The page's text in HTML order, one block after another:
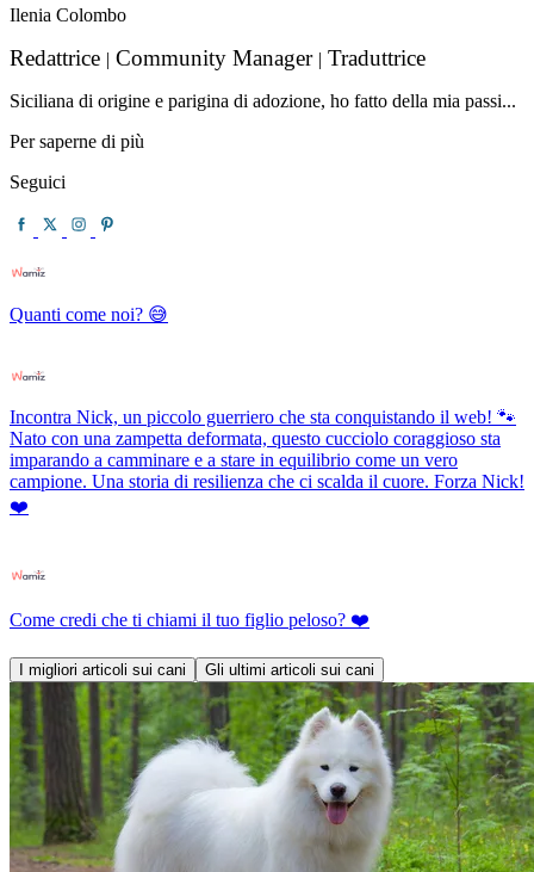
Ilenia Colombo
Redattrice | Community Manager | Traduttrice
Siciliana di origine e parigina di adozione, ho fatto della mia passi...
Per saperne di più
Seguici
Quanti come noi? 😅
Incontra Nick, un piccolo guerriero che sta conquistando il web! 🐾
Nato con una zampetta deformata, questo cucciolo coraggioso sta
imparando a camminare e a stare in equilibrio come un vero
campione. Una storia di resilienza che ci scalda il cuore. Forza Nick!
❤️
Come credi che ti chiami il tuo figlio peloso? ❤️
I migliori articoli sui cani Gli ultimi articoli sui cani